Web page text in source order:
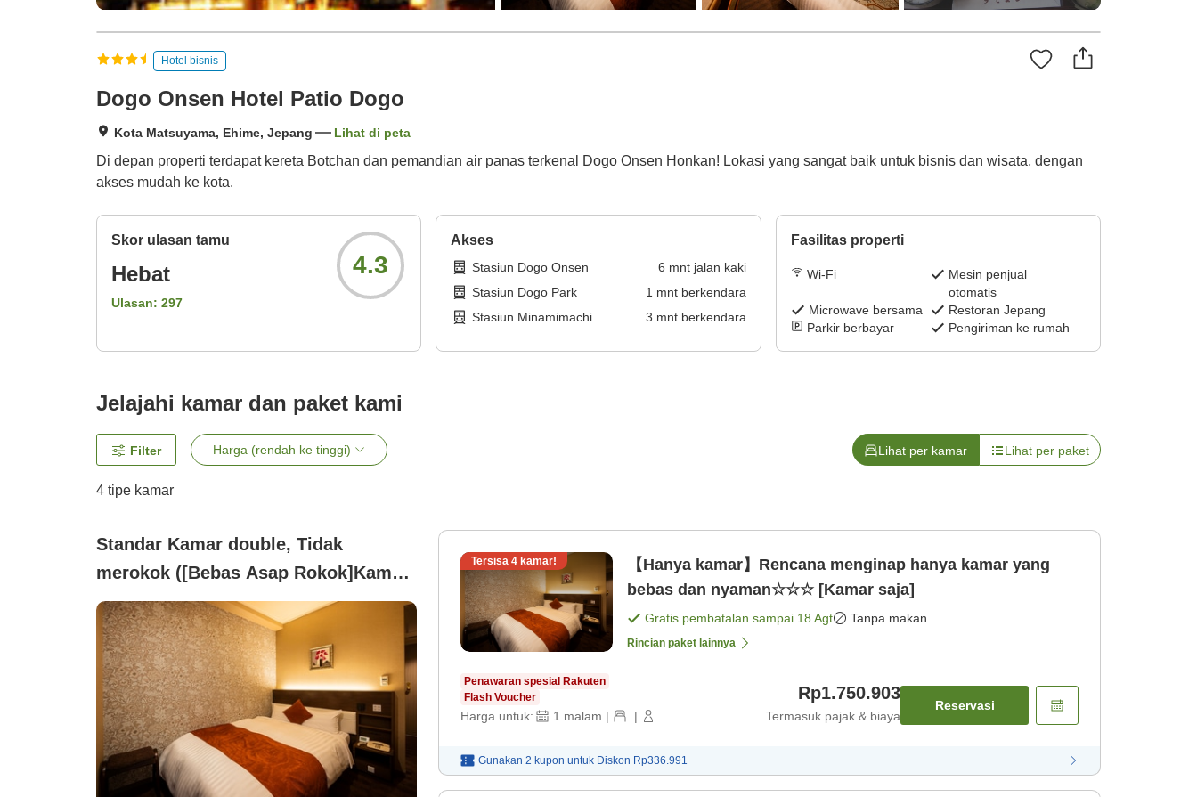
Hotel bisnis
Dogo Onsen Hotel Patio Dogo
Kota Matsuyama, Ehime, Jepang Lihat di peta
Di depan properti terdapat kereta Botchan dan pemandian air panas terkenal Dogo Onsen Honkan! Lokasi yang sangat baik untuk bisnis dan wisata, dengan
akses mudah ke kota.
Skor ulasan tamu
Hebat
Ulasan: 297
4.3
Akses
Stasiun Dogo Onsen 6 mnt jalan kaki
Stasiun Dogo Park
1 mnt berkendara
Stasiun Minamimachi
3 mnt berkendara
Fasilitas properti
Wi-Fi
Mesin penjual
otomatis
Microwave bersama
Restoran Jepang
Parkir berbayar
Pengiriman ke rumah
Jelajahi kamar dan paket kami
Filter Harga (rendah ke tinggi) Lihat per kamar Lihat per paket
4 tipe kamar
Standar Kamar double, Tidak
merokok ([Bebas Asap Rokok]Kamar
Double)
Tersisa 4 kamar!
【Hanya kamar】Rencana menginap hanya kamar yang
bebas dan nyaman☆☆☆ [Kamar saja]
Gratis pembatalan sampai 18 Agt Tanpa makan
Rincian paket lainnya
Penawaran spesial Rakuten
Flash Voucher
Harga untuk: 1 malam | |
Rp1.750.903
Termasuk pajak & biaya
Reservasi
Gunakan 2 kupon untuk Diskon Rp336.991